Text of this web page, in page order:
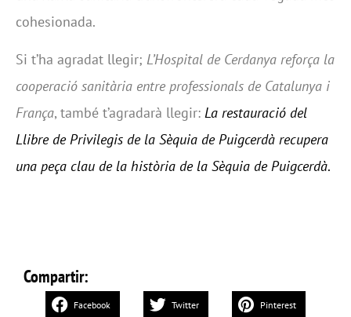
cohesionada.
Si t’ha agradat llegir; L’Hospital de Cerdanya reforça la
cooperació sanitària entre professionals de Catalunya i
França, també t’agradarà llegir: La restauració del
Llibre de Privilegis de la Sèquia de Puigcerdà recupera
una peça clau de la història de la Sèquia de Puigcerdà.
Compartir:
Facebook Twitter Pinterest